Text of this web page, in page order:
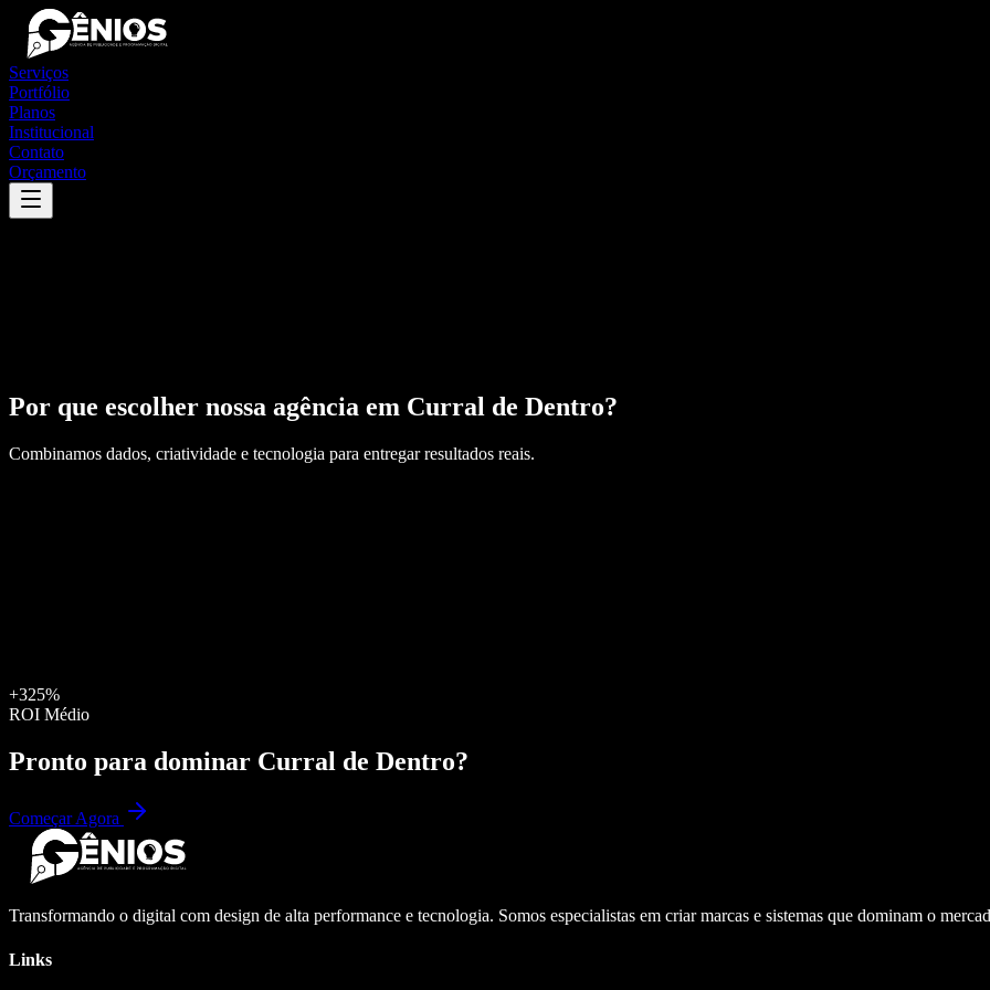
Serviços
Portfólio
Planos
Institucional
Contato
Orçamento
Por que escolher nossa agência em Curral de Dentro?
Combinamos dados, criatividade e tecnologia para entregar resultados reais.
+325%
ROI Médio
Pronto para dominar Curral de Dentro?
Começar Agora
Transformando o digital com design de alta performance e tecnologia. Somos especialistas em criar marcas e sistemas que dominam o
Links